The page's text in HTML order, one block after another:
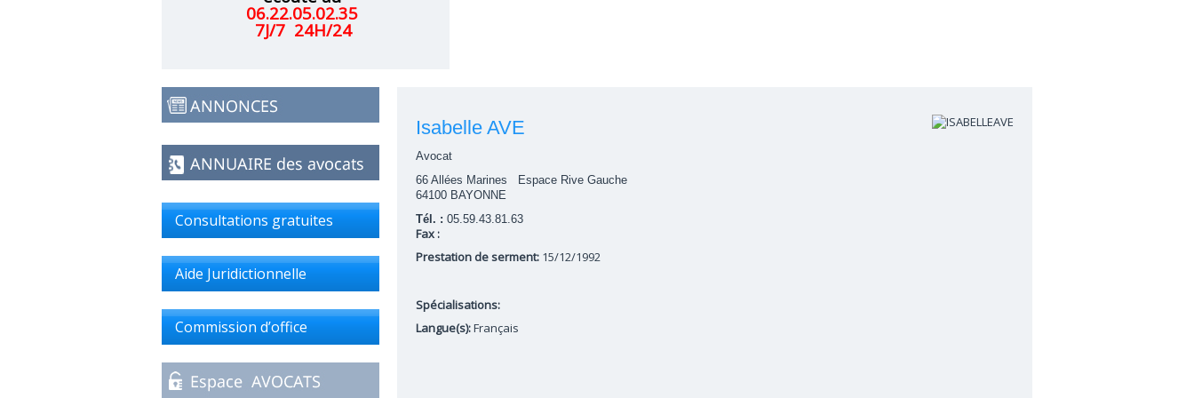
06.22.05.02.35
7J/7 24H/24
Consultations gratuites
Aide Juridictionnelle
Commission d’office
Isabelle AVE
Avocat
66 Allées Marines Espace Rive Gauche
64100 BAYONNE
Tél. : 05.59.43.81.63
Fax :
Prestation de serment: 15/12/1992
Spécialisations:
Langue(s):Français